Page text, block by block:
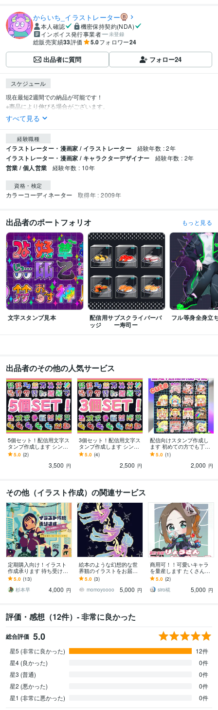
からいち_イラストレーター
本人確認
機密保持契約(NDA)
インボイス発行事業者
未登録
総販売実績33評価 5.0フォロワー24
出品者に質問 フォロー24
スケジュール
現在最短2週間での納品が可能です！
※商品により伸びる場合がございます。
すべて見る
経験職種
イラストレーター・漫画家 / イラストレーター 経験年数 : 2年
イラストレーター・漫画家 / キャラクターデザイナー 経験年数 : 2年
営業 / 個人営業 経験年数 : 10年
資格・検定
カラーコーディネーター 取得年 : 2009年
出品者のポートフォリオ もっと見る
文字スタンプ見本
配信用サブスクライバーバ
ッジ ー寿司ー
フル等身全身立
出品者のその他の人気サービス
5個セット！配信用文字ス
タンプ作成します シンプ
ルで視認性の高い文字ス
タンプをお作りします！
5.0 (2)
3,500 円
3個セット！配信用文字ス
タンプ作成します シンプ
ルで視認性の高い文字ス
タンプをお作りします！
5.0 (4)
2,500 円
配信向けスタンプ作成し
ます 初めての方でも丁寧
にお手伝いします！
5.0 (1)
2,000 円
その他（イラスト作成）の関連サービス
定期購入向け！イラスト
作成承ります 待ち受けカ
レンダーや挿絵などにお
すすめ！2ヶ月以降は５％
割引
5.0 (13)
杉本早
4,000 円
絵本のような幻想的な世
界観のイラストをお届け
します 人物も動物もデフ
ォルメもOK。どんなテイ
ストでも対応可能！
5.0 (3)
momoyoooo
5,000 円
商用可！！可愛いキャラ
を量産します たくさんの
イラストを安く毎月必要
な人へ
5.0 (2)
siro椛
5,000 円
評価・感想（12件）- 非常に良かった
総合評価 5.0
星5 (非常に良かった)
12件
星4 (良かった)
0件
星3 (普通)
0件
星2 (悪かった)
0件
星1 (非常に悪かった)
0件